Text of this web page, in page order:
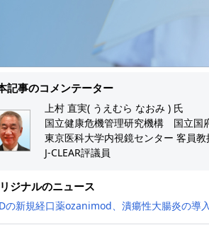
記事のコメンテーター
上村 直実( うえむら なおみ ) 氏
国立健康危機管理研究機構 国立国
東京医科大学内視鏡センター 客員教
J-CLEAR評議員
ジナルのニュース
の新規経口薬ozanimod、潰瘍性大腸炎の導